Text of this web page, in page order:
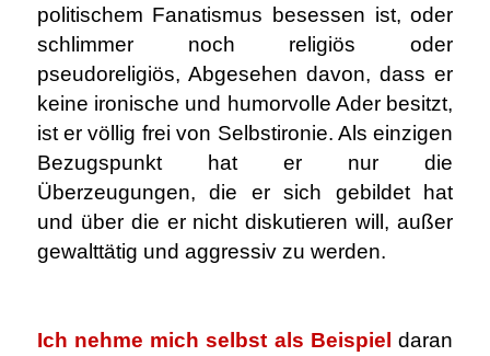
politischem Fanatismus besessen ist, oder
schlimmer noch religiös oder
pseudoreligiös, Abgesehen davon, dass er
keine ironische und humorvolle Ader besitzt,
ist er völlig frei von Selbstironie. Als einzigen
Bezugspunkt hat er nur die
Überzeugungen, die er sich gebildet hat
und über die er nicht diskutieren will, außer
gewalttätig und aggressiv zu werden.
Ich nehme mich selbst als Beispiel daran